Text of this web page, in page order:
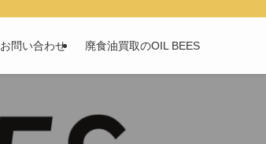
お問い合わせ 廃食油買取のOIL BEES